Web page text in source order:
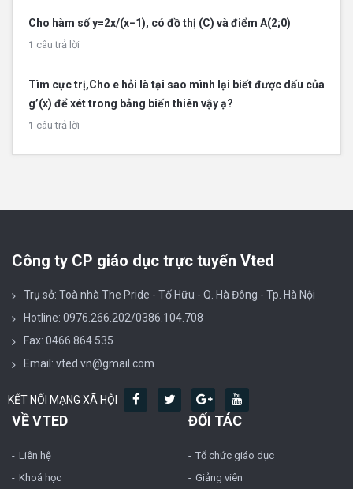
Cho hàm số y=2x/(x−1), có đồ thị (C) và điểm A(2;0)
1 câu trả lời
Tìm cực trị,Cho e hỏi là tại sao mình lại biết được dấu của
g’(x) để xét trong bảng biến thiên vậy ạ?
1 câu trả lời
Công ty CP giáo dục trực tuyến Vted
Trụ sở: Toà nhà The Pride - Tố Hữu - Q. Hà Đông - Tp. Hà Nội
Hotline: 0976.266.202/0386.104.708
Fax: 0466 864 535
Email: vted.vn@gmail.com
KẾT NỐI MẠNG XÃ HỘI
VỀ VTED
Liên hệ
Khoá học
ĐỐI TÁC
Tổ chức giáo dục
Giảng viên